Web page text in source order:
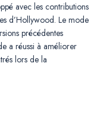
avec les contributions
d’Hollywood. Le mode
précédentes
a réussi à améliorer
lors de la